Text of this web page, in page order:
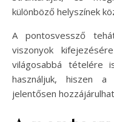
különböző helyszínek
A pontosvessző
viszonyok
világosabbá tételére
használjuk, hiszen a
jelentősen